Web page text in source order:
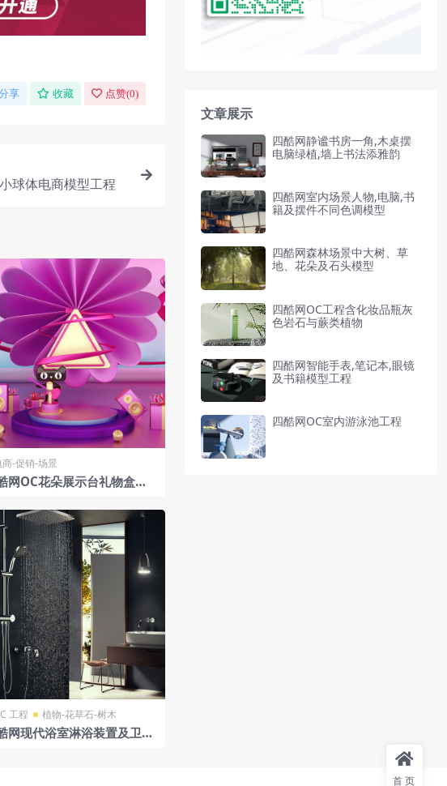
享 收藏 点赞(0)
球体电商模型工程
商-促销-场景
网OC花朵展示台礼物盒气
工程 植物-花草石-树木
网现代浴室淋浴装置及卫浴
文章展示
四酷网静谧书房一角,木桌摆
电脑绿植,墙上书法添雅韵
四酷网室内场景人物,电脑,书
籍及摆件不同色调模型
四酷网森林场景中大树、草
地、花朵及石头模型
四酷网OC工程含化妆品瓶灰
色岩石与蕨类植物
四酷网智能手表,笔记本,眼镜
及书籍模型工程
四酷网OC室内游泳池工程
首页